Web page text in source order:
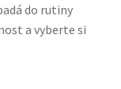
do rutiny
a vyberte si